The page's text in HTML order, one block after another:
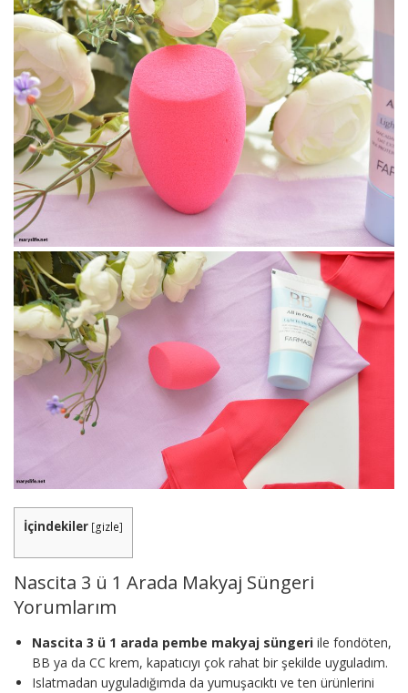
İçindekiler [gizle]
Nascita 3 ü 1 Arada Makyaj Süngeri
Yorumlarım
Nascita 3 ü 1 arada pembe makyaj süngeri ile fondöten,
BB ya da CC krem, kapatıcıyı çok rahat bir şekilde uyguladım.
Islatmadan uyguladığımda da yumuşacıktı ve ten ürünlerini